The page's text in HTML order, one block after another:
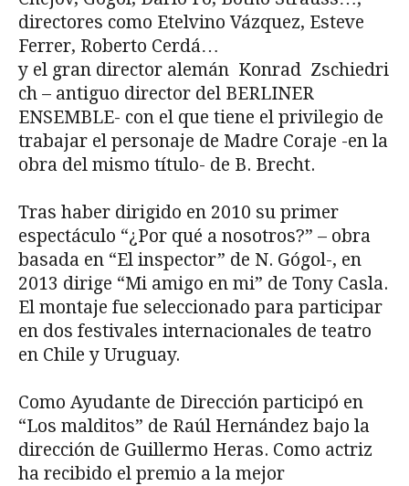
directores como Etelvino Vázquez, Esteve
Ferrer, Roberto Cerdá…
y el gran director alemán Konrad Zschiedri
ch – antiguo director del BERLINER
ENSEMBLE- con el que tiene el privilegio de
trabajar el personaje de Madre Coraje -en la
obra del mismo título- de B. Brecht.
Tras haber dirigido en 2010 su primer
espectáculo “¿Por qué a nosotros?” – obra
basada en “El inspector” de N. Gógol-, en
2013 dirige “Mi amigo en mi” de Tony Casla.
El montaje fue seleccionado para participar
en dos festivales internacionales de teatro
en Chile y Uruguay.
Como Ayudante de Dirección participó en
“Los malditos” de Raúl Hernández bajo la
dirección de Guillermo Heras. Como actriz
ha recibido el premio a la mejor